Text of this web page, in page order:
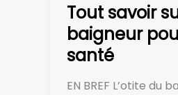
Tout savoir
baigneur
santé
EN BREF L’otite du
en
santé